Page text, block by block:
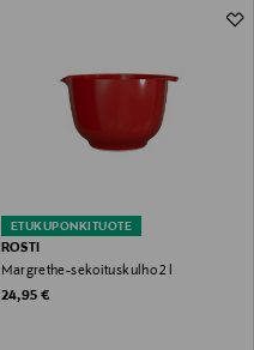
ETUKUPONKITUOTE
ROSTI
Margrethe-sekoituskulho 2 l
Original Price
24,95 €